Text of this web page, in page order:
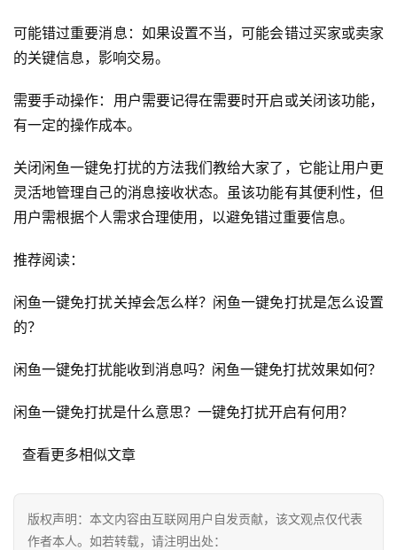
首
页
自
媒
体
G
E
O
优
A
观
电
商
可能错过重要消息：如果设置不当，可能会错过买家或卖家
的关键信息，影响交易。
需要手动操作：用户需要记得在需要时开启或关闭该功能，
有一定的操作成本。
关闭闲鱼一键免打扰的方法我们教给大家了，它能让用户更
灵活地管理自己的消息接收状态。虽该功能有其便利性，但
用户需根据个人需求合理使用，以避免错过重要信息。
推荐阅读：
闲鱼一键免打扰关掉会怎么样？闲鱼一键免打扰是怎么设置
的？
闲鱼一键免打扰能收到消息吗？闲鱼一键免打扰效果如何？
闲鱼一键免打扰是什么意思？一键免打扰开启有何用？
  查看更多相似文章
版权声明：本文内容由互联网用户自发贡献，该文观点仅代表
作者本人。如若转载，请注明出处：